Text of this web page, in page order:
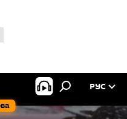
РУС